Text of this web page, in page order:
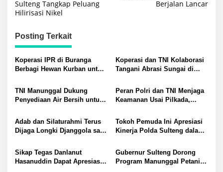
Sulteng Tangkap Peluang
Hilirisasi Nikel
Berjalan Lancar
Posting Terkait
Koperasi IPR di Buranga
Berbagi Hewan Kurban untuk
Konkret Sekitar Wilayah
Operasional Kami
Koperasi dan TNI Kolaborasi
Tangani Abrasi Sungai di
Terhadap Warga Lingkar
Tambang
TNI Manunggal Dukung
Penyediaan Air Bersih untuk
Peran Polri dan TNI Menjaga
Keamanan Usai Pilkada,
Terima Kasih
Adab dan Silaturahmi Terus
Dijaga Longki Djanggola saat
RS Undata Palu: Momen
Penuh Kehangatan
Tokoh Pemuda Ini Apresiasi
Kinerja Polda Sulteng dalam
Sikap Tegas Danlanut
Hasanuddin Dapat Apresiasi
Gubernur Sulteng Dorong
Program Manunggal Petani